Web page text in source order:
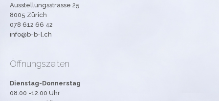
Ausstellungsstrasse 25
8005 Zürich
078 612 66 42
info@b-b-l.ch
Öffnungszeiten
Dienstag-Donnerstag
08:00 -12:00 Uhr